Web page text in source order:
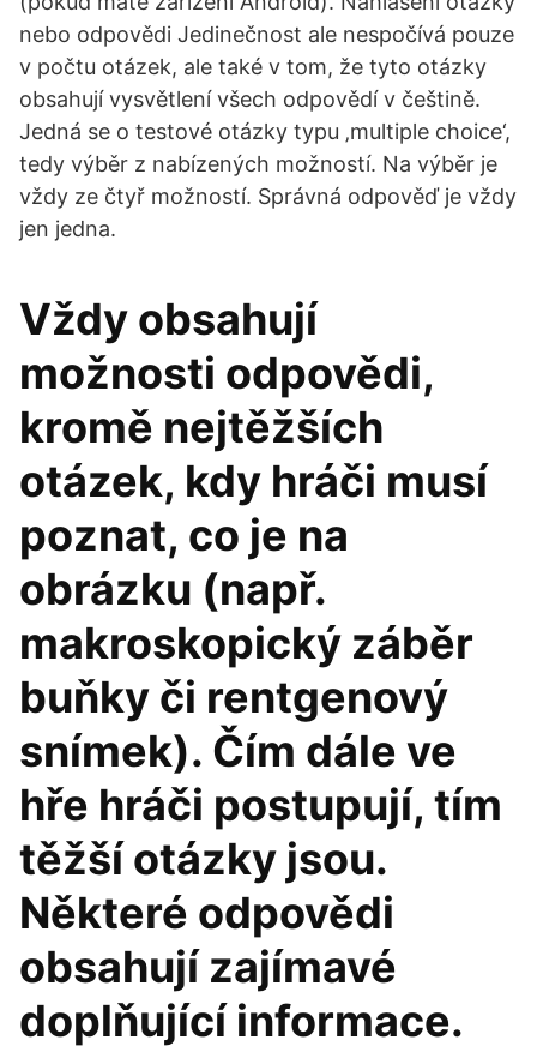
nebo odpovědi Jedinečnost ale nespočívá pouze
v počtu otázek, ale také v tom, že tyto otázky
obsahují vysvětlení všech odpovědí v češtině.
Jedná se o testové otázky typu ‚multiple choice‘,
tedy výběr z nabízených možností. Na výběr je
vždy ze čtyř možností. Správná odpověď je vždy
jen jedna.
Vždy obsahují
možnosti odpovědi,
kromě nejtěžších
otázek, kdy hráči musí
poznat, co je na
obrázku (např.
makroskopický záběr
buňky či rentgenový
snímek). Čím dále ve
hře hráči postupují, tím
těžší otázky jsou.
Některé odpovědi
obsahují zajímavé
doplňující informace.